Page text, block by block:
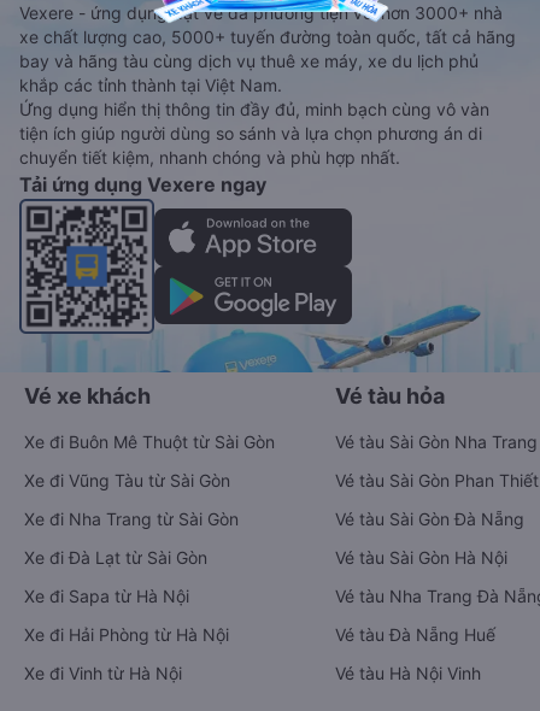
Vexere - ứng dụng đặt vé đa phương tiện với hơn 3000+ nhà
xe chất lượng cao, 5000+ tuyến đường toàn quốc, tất cả hãng
bay và hãng tàu cùng dịch vụ thuê xe máy, xe du lịch phủ
khắp các tỉnh thành tại Việt Nam.
Ứng dụng hiển thị thông tin đầy đủ, minh bạch cùng vô vàn
tiện ích giúp người dùng so sánh và lựa chọn phương án di
chuyển tiết kiệm, nhanh chóng và phù hợp nhất.
Tải ứng dụng Vexere ngay
Vé xe khách
Xe đi Buôn Mê Thuột từ Sài Gòn
Xe đi Vũng Tàu từ Sài Gòn
Xe đi Nha Trang từ Sài Gòn
Xe đi Đà Lạt từ Sài Gòn
Xe đi Sapa từ Hà Nội
Xe đi Hải Phòng từ Hà Nội
Xe đi Vinh từ Hà Nội
Vé tàu hỏa
Vé tàu Sài Gòn Nha Trang
Vé tàu Sài Gòn Phan Thiết
Vé tàu Sài Gòn Đà Nẵng
Vé tàu Sài Gòn Hà Nội
Vé tàu Nha Trang Đà
Vé tàu Đà Nẵng Huế
Vé tàu Hà Nội Vinh